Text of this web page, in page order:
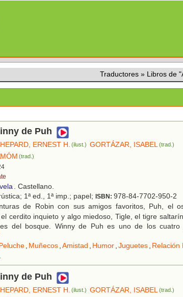
Traductores » Libros de
de Puh
ERNEST H. (ilust.) GORTÁZAR, ISABEL (trad.)
(trad.)
. Castellano.
1ª ed., 1ª imp.; papel; ISBN: 978-84-7702-950-2
de Robin con sus amigos favoritos, Puh, el
cerdito inquieto y algo miedoso, Tigle, el tigre
del bosque. Winny de Puh es uno de los
, Muñecos,Amistad , Humor,Juguetes, Relación
.
de Puh
ERNEST H. (ilust.) GORTÁZAR, ISABEL (trad.)